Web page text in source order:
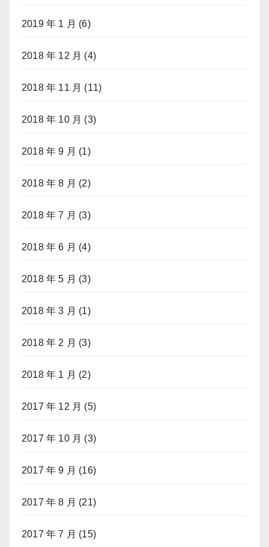
2019 年 1 月 (6)
2018 年 12 月 (4)
2018 年 11 月 (11)
2018 年 10 月 (3)
2018 年 9 月 (1)
2018 年 8 月 (2)
2018 年 7 月 (3)
2018 年 6 月 (4)
2018 年 5 月 (3)
2018 年 3 月 (1)
2018 年 2 月 (3)
2018 年 1 月 (2)
2017 年 12 月 (5)
2017 年 10 月 (3)
2017 年 9 月 (16)
2017 年 8 月 (21)
2017 年 7 月 (15)